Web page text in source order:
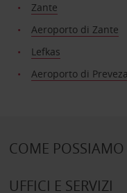
Zante
Aeroporto di Zante
Lefkas
Aeroporto di Preveza
COME
UFFICI E SERVIZI